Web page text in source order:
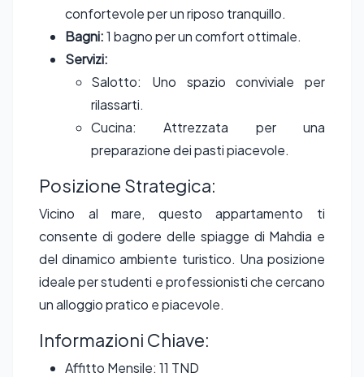
confortevole per un riposo tranquillo.
Bagni:1 bagno per un comfort ottimale.
Servizi:
Salotto: Uno spazio conviviale per
rilassarti.
Cucina: Attrezzata per una
preparazione dei pasti piacevole.
Posizione Strategica:
Vicino al mare, questo appartamento ti
consente di godere delle spiagge di Mahdia e
del dinamico ambiente turistico. Una posizione
ideale per studenti e professionisti che cercano
un alloggio pratico e piacevole.
Informazioni Chiave:
Affitto Mensile: 11 TND